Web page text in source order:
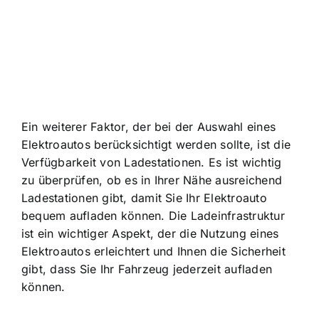
Ein weiterer Faktor, der bei der Auswahl eines
Elektroautos berücksichtigt werden sollte, ist die
Verfügbarkeit von Ladestationen. Es ist wichtig
zu überprüfen, ob es in Ihrer Nähe ausreichend
Ladestationen gibt, damit Sie Ihr Elektroauto
bequem aufladen können. Die Ladeinfrastruktur
ist ein wichtiger Aspekt, der die Nutzung eines
Elektroautos erleichtert und Ihnen die Sicherheit
gibt, dass Sie Ihr Fahrzeug jederzeit aufladen
können.